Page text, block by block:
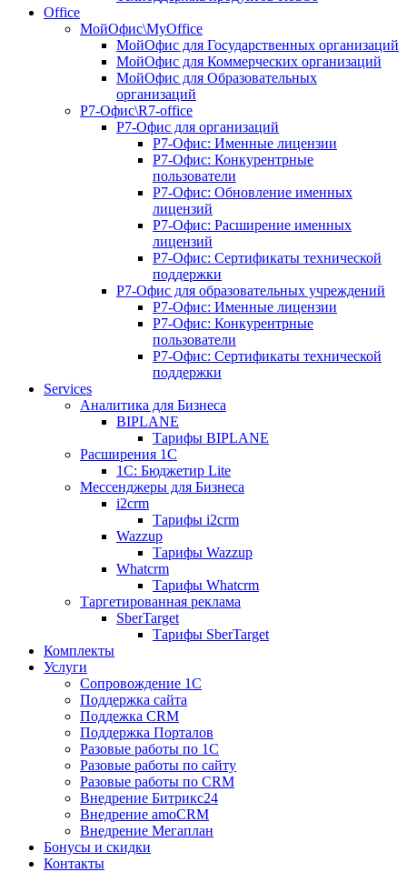
Office
МойОфис\MyOffice
МойОфис для Государственных организаций
МойОфис для Коммерческих организаций
МойОфис для Образовательных
организаций
Р7-Офис\R7-office
Р7-Офис для организаций
Р7-Офис: Именные лицензии
Р7-Офис: Конкурентрные
пользователи
Р7-Офис: Обновление именных
лицензий
Р7-Офис: Расширение именных
лицензий
Р7-Офис: Сертификаты технической
поддержки
Р7-Офис для образовательных учреждений
Р7-Офис: Именные лицензии
Р7-Офис: Конкурентрные
пользователи
Р7-Офис: Сертификаты технической
поддержки
Services
Аналитика для Бизнеса
BIPLANE
Тарифы BIPLANE
Расширения 1С
1C: Бюджетир Lite
Мессенджеры для Бизнеса
i2crm
Тарифы i2crm
Wazzup
Тарифы Wazzup
Whatcrm
Тарифы Whatcrm
Таргетированная реклама
SberTarget
Тарифы SberTarget
Комплекты
Услуги
Сопровождение 1С
Поддержка сайта
Поддежка CRM
Поддержка Порталов
Разовые работы по 1С
Разовые работы по сайту
Разовые работы по CRM
Внедрение Битрикс24
Внедрение amoCRM
Внедрение Мегаплан
Бонусы и скидки
Контакты